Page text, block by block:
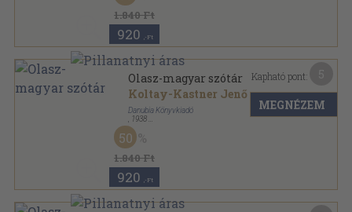
1.840 Ft
920 ,-Ft
Olasz-magyar szótár
Koltay-Kastner Jenő
Danubia Könyvkiadó
1938
Vászon
1.840 Ft
50
920 ,-Ft
Kapható pont:
MEGNÉZEM